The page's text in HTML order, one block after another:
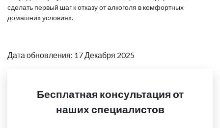
сделать первый шаг к отказу от алкоголя в комфортных
домашних условиях.
Дата обновления: 17 Декабря 2025
Бесплатная консультация от
наших специалистов